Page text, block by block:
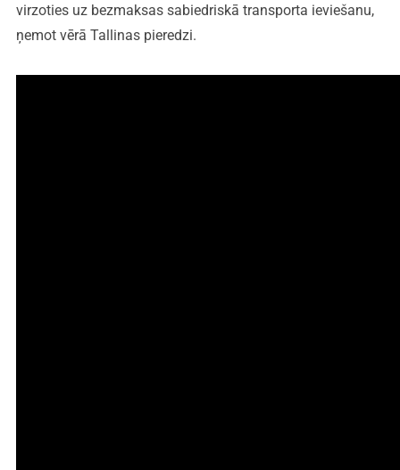
virzoties uz bezmaksas sabiedriskā transporta ieviešanu,
ņemot vērā Tallinas pieredzi.